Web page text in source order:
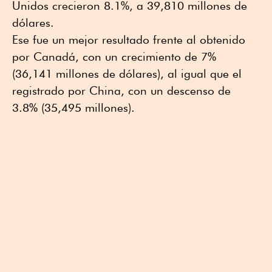
Unidos crecieron 8.1%, a 39,810 millones de
dólares.
Ese fue un mejor resultado frente al obtenido
por Canadá, con un crecimiento de 7%
(36,141 millones de dólares), al igual que el
registrado por China, con un descenso de
3.8% (35,495 millones).